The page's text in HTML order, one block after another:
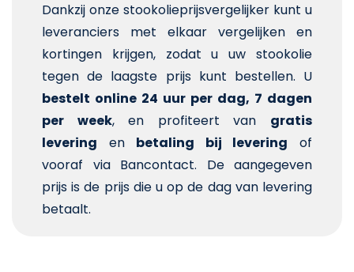
Dankzij onze stookolieprijsvergelijker kunt u
leveranciers met elkaar vergelijken en
kortingen krijgen, zodat u uw stookolie
tegen de laagste prijs kunt bestellen. U
bestelt online 24 uur per dag, 7 dagen
per week, en profiteert van gratis
levering en betaling bij levering of
vooraf via Bancontact. De aangegeven
prijs is de prijs die u op de dag van levering
betaalt.